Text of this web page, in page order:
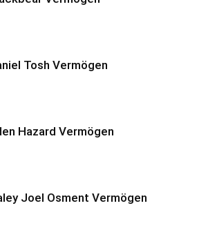
Tosh Vermögen
Hazard Vermögen
Joel Osment Vermögen